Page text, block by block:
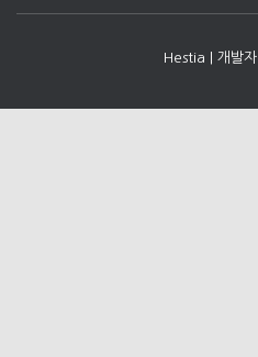
Hestia | 개발자